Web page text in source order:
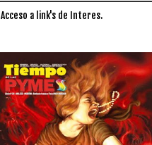
a link's de Interes.